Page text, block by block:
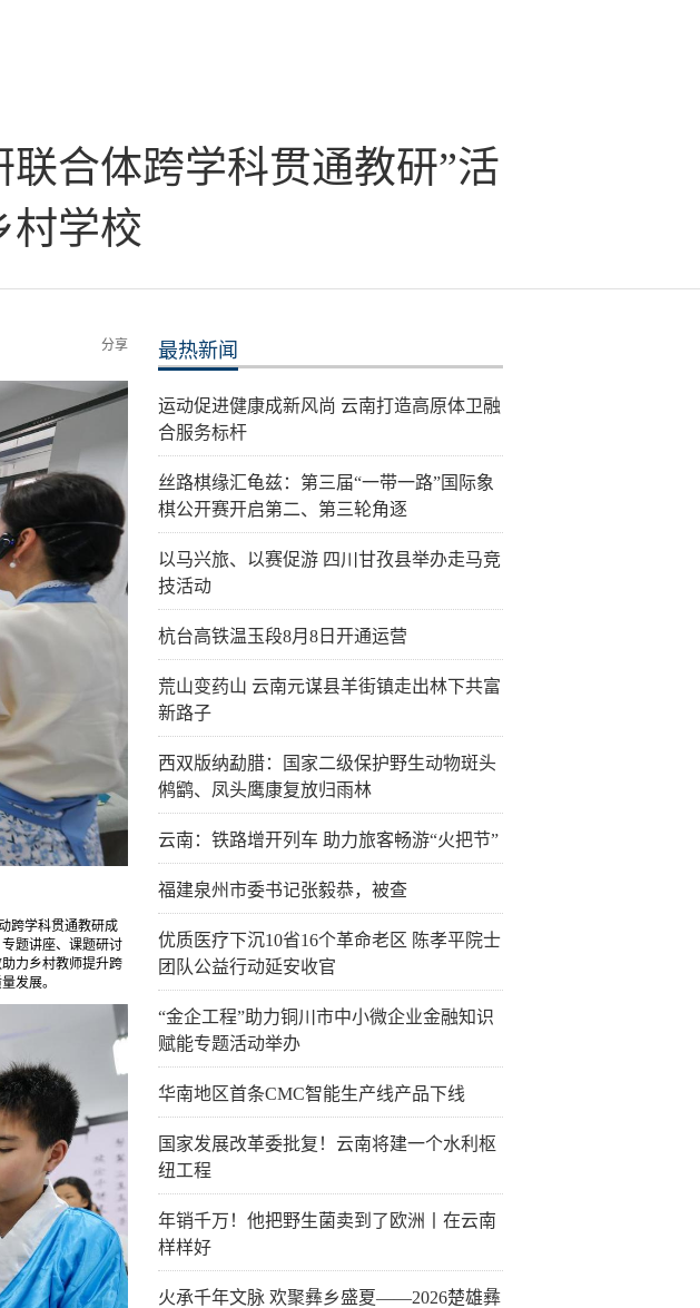
合体跨学科贯通教研”活
村学校
分享
跨学科贯通教研成
题讲座、课题研讨
力乡村教师提升跨
发展。
最热新闻
运动促进健康成新风尚 云南打造高原体卫融
合服务标杆
丝路棋缘汇龟兹：第三届“一带一路”国际象
棋公开赛开启第二、第三轮角逐
以马兴旅、以赛促游 四川甘孜县举办走马竞
技活动
杭台高铁温玉段8月8日开通运营
荒山变药山 云南元谋县羊街镇走出林下共富
新路子
西双版纳勐腊：国家二级保护野生动物斑头
鸺鹠、凤头鹰康复放归雨林
云南：铁路增开列车 助力旅客畅游“火把节”
福建泉州市委书记张毅恭，被查
优质医疗下沉10省16个革命老区 陈孝平院士
团队公益行动延安收官
“金企工程”助力铜川市中小微企业金融知识
赋能专题活动举办
华南地区首条CMC智能生产线产品下线
国家发展改革委批复！云南将建一个水利枢
纽工程
年销千万！他把野生菌卖到了欧洲丨在云南
样样好
火承千年文脉 欢聚彝乡盛夏——2026楚雄彝